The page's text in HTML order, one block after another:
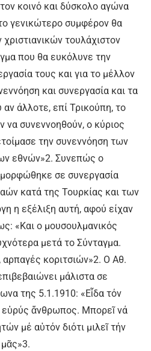
κοινό και δύσκολο αγώνα
γενικώτερο συμφέρον θα
τουλάχιστον
που θα ευκόλυνε την
τους και για το μέλλον
και συνεργασία και τα
άλλοτε, επί Τρικούπη, το
να συνεννοηθούν, ο κύριος
την συνεννόηση των
εθνών»2. Συνεπώς ο
σε συνεργασία
κατά της Τουρκίας και των
η εξέλιξη αυτή, αφού είχαν
«Και ο μουσουλμανικός
μετά το Σύνταγμα.
αρπαγές κοριτσιών»2. Ο Αθ.
μάλιστα σε
της 5.1.1910: «Εἶδα τόν
εὑρύς ἄνθρωπος. Μπορεῖ νά
μέ αὐτόν διότι μιλεῖ τήν